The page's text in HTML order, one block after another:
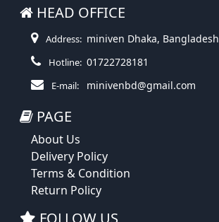
HEAD OFFICE
Address: miniven Dhaka, Bangladesh
Hotline: 01722728181
E-mail: minivenbd@gmail.com
PAGE
About Us
Delivery Policy
Terms & Condition
Return Policy
FOLLOW US